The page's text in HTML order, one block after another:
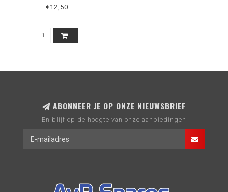
€12,50
ABONNEER JE OP ONZE NIEUWSBRIEF
En blijf op de hoogte van onze aanbiedingen